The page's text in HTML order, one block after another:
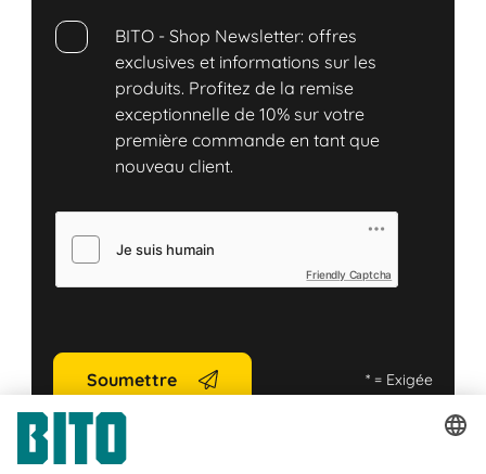
BITO - Shop Newsletter: offres
exclusives et informations sur les
produits. Profitez de la remise
exceptionnelle de 10% sur votre
première commande en tant que
nouveau client.
Friendly Captcha
Soumettre *= Exigée